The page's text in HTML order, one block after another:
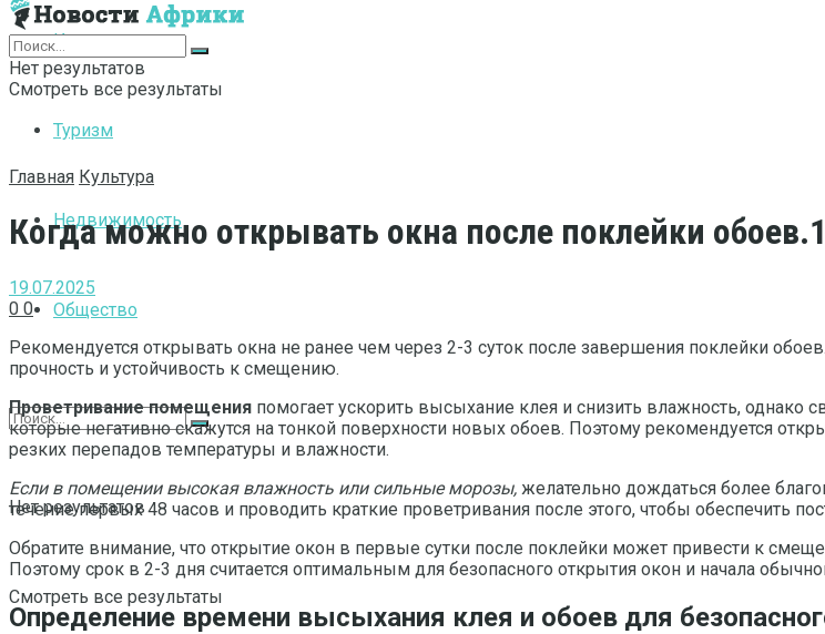
Интернет
Туризм
Недвижимость
Общество
Нет результатов
Смотреть все результаты
Нет результатов
Смотреть все результаты
Главная Культура
Когда можно открывать окна после поклейки обоев.1
19.07.2025
0 0
Рекомендуется открывать окна не ранее чем через 2-3 суток после завершения поклейки
прочность и устойчивость к смещению.
Проветривание помещения помогает ускорить высыхание клея и снизить влажность,
которые негативно скажутся на тонкой поверхности новых обоев. Поэтому рекомендуется
резких перепадов температуры и влажности.
Если в помещении высокая влажность или сильные морозы, желательно дождаться более
течение первых 48 часов и проводить краткие проветривания после этого, чтобы обеспечить
Обратите внимание, что открытие окон в первые сутки после поклейки может привести к
Поэтому срок в 2-3 дня считается оптимальным для безопасного открытия окон и начала
Определение времени высыхания клея и обоев для